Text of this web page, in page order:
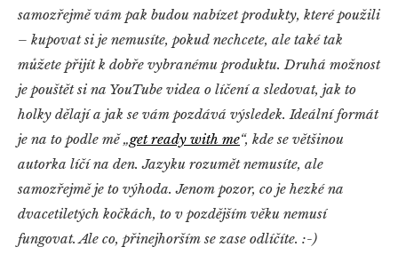
samozřejmě vám pak budou nabízet produkty, které použili
– kupovat si je nemusíte, pokud nechcete, ale také tak
můžete přijít k dobře vybranému produktu. Druhá možnost
je pouštět si na YouTube videa o líčení a sledovat, jak to
holky dělají a jak se vám pozdává výsledek. Ideální formát
je na to podle mě „get ready with me“, kde se většinou
autorka líčí na den. Jazyku rozumět nemusíte, ale
samozřejmě je to výhoda. Jenom pozor, co je hezké na
dvacetiletých kočkách, to v pozdějším věku nemusí
fungovat. Ale co, přinejhorším se zase odlíčíte. :-)